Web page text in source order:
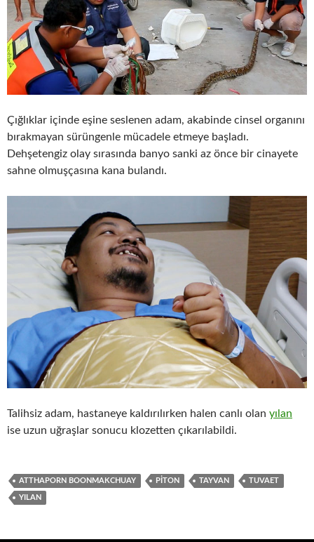
Çığlıklar içinde eşine seslenen adam, akabinde cinsel organını
bırakmayan sürüngenle mücadele etmeye başladı.
Dehşetengiz olay sırasında banyo sanki az önce bir cinayete
sahne olmuşçasına kana bulandı.
Talihsiz adam, hastaneye kaldırılırken halen canlı olan yılan
ise uzun uğraşlar sonucu klozetten çıkarılabildi.
ATTHAPORN BOONMAKCHUAY PITON TAYVAN TUVAET
YILAN